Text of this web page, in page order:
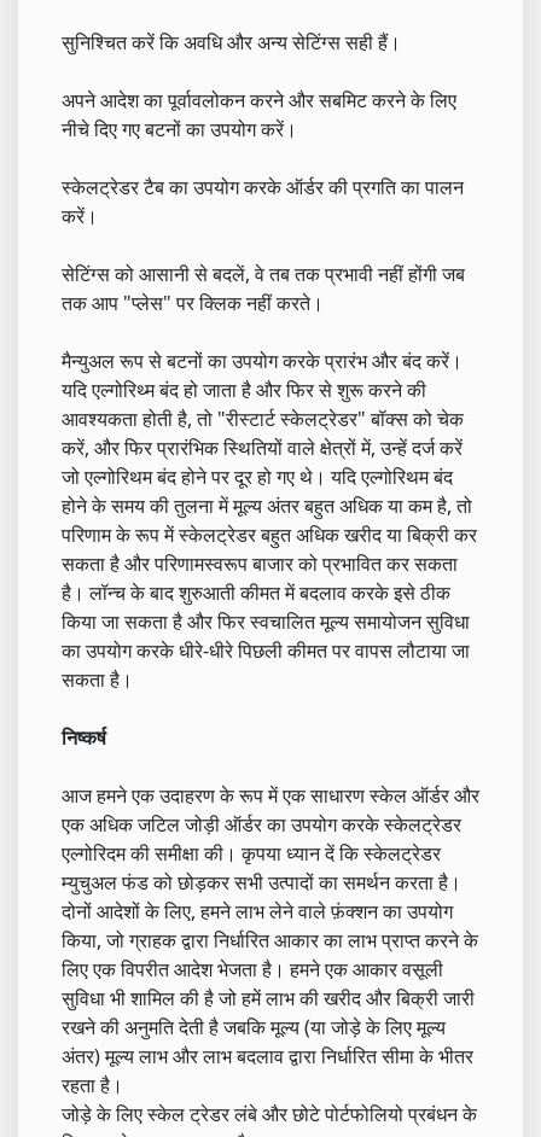
सुनिश्चित करें कि अवधि और अन्य सेटिंग्स सही हैं।
अपने आदेश का पूर्वावलोकन करने और सबमिट करने के लिए
नीचे दिए गए बटनों का उपयोग करें।
स्केलट्रेडर टैब का उपयोग करके ऑर्डर की प्रगति का पालन
करें।
सेटिंग्स को आसानी से बदलें, वे तब तक प्रभावी नहीं होंगी जब
तक आप "प्लेस" पर क्लिक नहीं करते।
मैन्युअल रूप से बटनों का उपयोग करके प्रारंभ और बंद करें।
यदि एल्गोरिथ्म बंद हो जाता है और फिर से शुरू करने की
आवश्यकता होती है, तो "रीस्टार्ट स्केलट्रेडर" बॉक्स को चेक
करें, और फिर प्रारंभिक स्थितियों वाले क्षेत्रों में, उन्हें दर्ज करें
जो एल्गोरिथम बंद होने पर दूर हो गए थे। यदि एल्गोरिथम बंद
होने के समय की तुलना में मूल्य अंतर बहुत अधिक या कम है, तो
परिणाम के रूप में स्केलट्रेडर बहुत अधिक खरीद या बिक्री कर
सकता है और परिणामस्वरूप बाजार को प्रभावित कर सकता
है। लॉन्च के बाद शुरुआती कीमत में बदलाव करके इसे ठीक
किया जा सकता है और फिर स्वचालित मूल्य समायोजन सुविधा
का उपयोग करके धीरे-धीरे पिछली कीमत पर वापस लौटाया जा
सकता है।
निष्कर्ष
आज हमने एक उदाहरण के रूप में एक साधारण स्केल ऑर्डर और
एक अधिक जटिल जोड़ी ऑर्डर का उपयोग करके स्केलट्रेडर
एल्गोरिदम की समीक्षा की। कृपया ध्यान दें कि स्केलट्रेडर
म्युचुअल फंड को छोड़कर सभी उत्पादों का समर्थन करता है।
दोनों आदेशों के लिए, हमने लाभ लेने वाले फ़ंक्शन का उपयोग
किया, जो ग्राहक द्वारा निर्धारित आकार का लाभ प्राप्त करने के
लिए एक विपरीत आदेश भेजता है। हमने एक आकार वसूली
सुविधा भी शामिल की है जो हमें लाभ की खरीद और बिक्री जारी
रखने की अनुमति देती है जबकि मूल्य (या जोड़े के लिए मूल्य
अंतर) मूल्य लाभ और लाभ बदलाव द्वारा निर्धारित सीमा के भीतर
रहता है।
जोड़े के लिए स्केल ट्रेडर लंबे और छोटे पोर्टफोलियो प्रबंधन के